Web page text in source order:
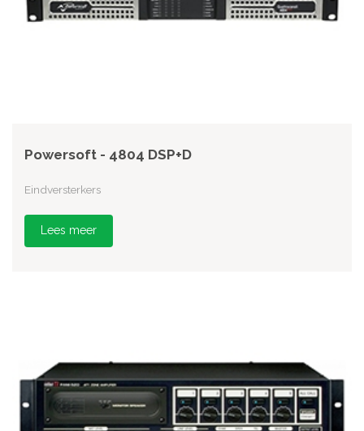
Powersoft - 4804 DSP+D
Eindversterkers
Lees meer